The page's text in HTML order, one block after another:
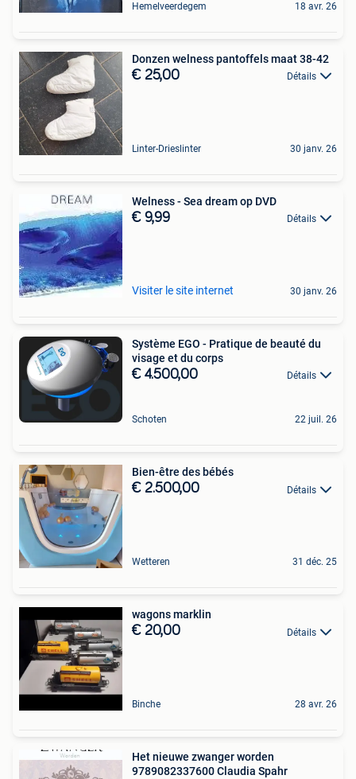
Hemelveerdegem 18 avr. 26
Donzen welness pantoffels maat 38-42
€ 25,00 Détails
Linter-Drieslinter 30 janv. 26
Welness - Sea dream op DVD
€ 9,99 Détails
Visiter le site internet 30 janv. 26
Système EGO - Pratique de beauté du
visage et du corps
€ 4.500,00 Détails
Schoten 22 juil. 26
Bien-être des bébés
€ 2.500,00 Détails
Wetteren 31 déc. 25
wagons marklin
€ 20,00 Détails
Binche 28 avr. 26
Het nieuwe zwanger worden
9789082337600 Claudia Spahr